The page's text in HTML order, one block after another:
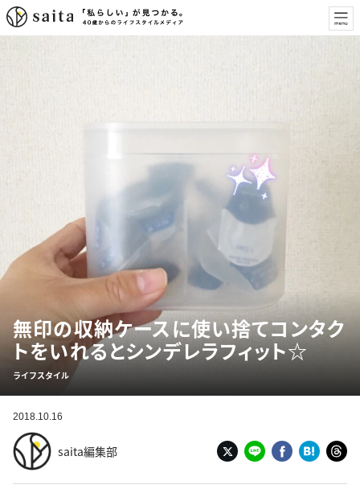
無印の収納ケースに使い捨てコンタク
トをいれるとシンデレラフィット☆
ライフスタイル
2018.10.16
saita編集部